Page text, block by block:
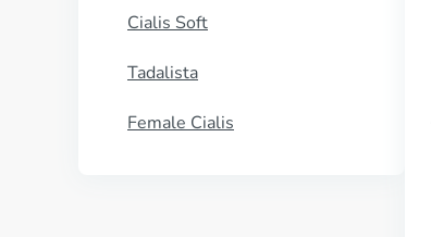
Cialis Soft
Tadalista
Female Cialis